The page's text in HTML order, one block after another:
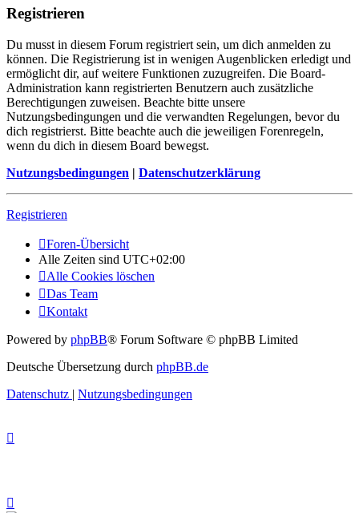
Registrieren
Du musst in diesem Forum registriert sein, um dich anmelden zu
können. Die Registrierung ist in wenigen Augenblicken erledigt und
ermöglicht dir, auf weitere Funktionen zuzugreifen. Die Board-
Administration kann registrierten Benutzern auch zusätzliche
Berechtigungen zuweisen. Beachte bitte unsere
Nutzungsbedingungen und die verwandten Regelungen, bevor du
dich registrierst. Bitte beachte auch die jeweiligen Forenregeln,
wenn du dich in diesem Board bewegst.
Nutzungsbedingungen | Datenschutzerklärung
Registrieren
Foren-Übersicht
Alle Zeiten sind UTC+02:00
Alle Cookies löschen
Das Team
Kontakt
Powered by phpBB® Forum Software © phpBB Limited
Deutsche Übersetzung durch phpBB.de
Datenschutz | Nutzungsbedingungen